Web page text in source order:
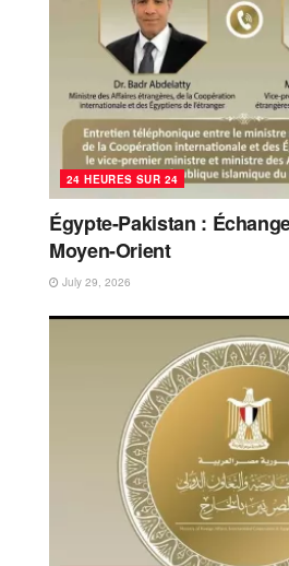
24 HEURES SUR 24
Égypte-Pakistan :
Moyen-Orient
July 29, 2026